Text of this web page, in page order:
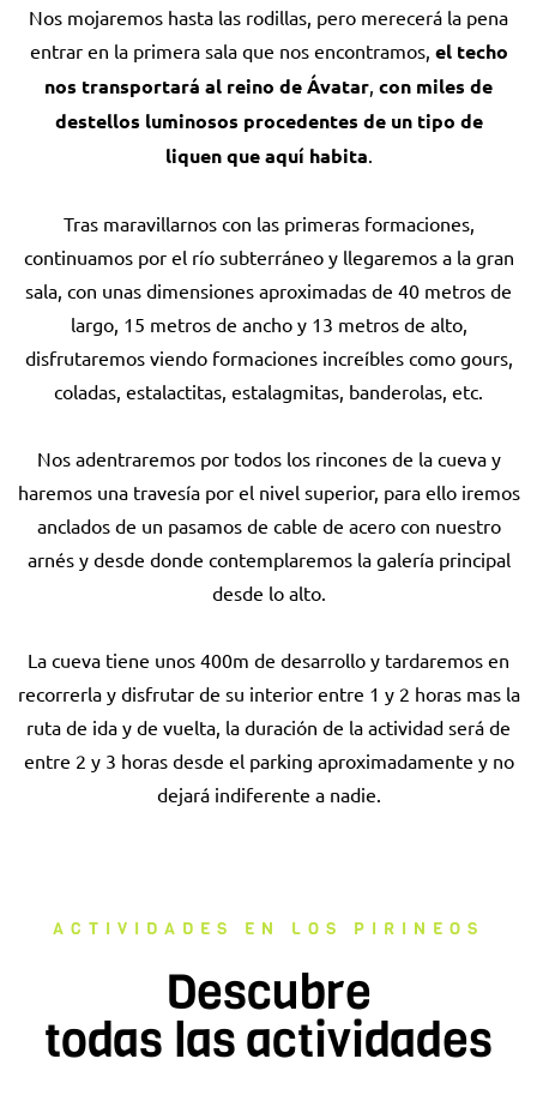
Nos mojaremos hasta las rodillas, pero merecerá la pena
entrar en la primera sala que nos encontramos, el techo
nos transportará al reino de Ávatar con miles de
destellos luminosos procedentes de un tipo de
liquen que aquí habita
Tras maravillarnos con las primeras formaciones,
continuamos por el río subterráneo y llegaremos a la gran
sala, con unas dimensiones aproximadas de 40 metros de
largo, 15 metros de ancho y 13 metros de alto,
disfrutaremos viendo formaciones increíbles como gours,
coladas, estalactitas, estalagmitas, banderolas, etc.
Nos adentraremos por todos los rincones de la cueva y
haremos una travesía por el nivel superior, para ello iremos
anclados de un pasamos de cable de acero con nuestro
arnés y desde donde contemplaremos la galería principal
desde lo alto.
La cueva tiene unos 400m de desarrollo y tardaremos en
recorrerla y disfrutar de su interior entre 1 y 2 horas mas la
ruta de ida y de vuelta, la duración de la actividad será de
entre 2 y 3 horas desde el parking aproximadamente y no
dejará indiferente a nadie.
ACTIVIDADES EN LOS PIRINEOS
Descubre
todas las actividades